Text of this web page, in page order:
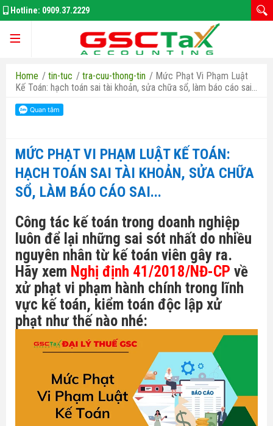
Hotline: 0909.37.2229
Trang chủ
Giới thiệu
Kế Toán Thuế
Thay Đổi GPKD
Bảo Hiểm Xã Hôi
Hóa Đơn Điện Tử
Chữ Ký Số
Thuế thu nhập doanh nghiệp
Thuế giá trị gia tăng
Thuế thu nhập cá nhân
Thuế tiêu thụ đặc biệt
Luật quản lý thuế
Home / tin-tuc / tra-cuu-thong-tin / Mức Phạt Vi Phạm Luật
Kế Toán: hạch toán sai tài khoản, sửa chữa sổ, làm báo cáo sai...
MỨC PHẠT VI PHẠM LUẬT KẾ TOÁN:
HẠCH TOÁN SAI TÀI KHOẢN, SỬA CHỮA
SỔ, LÀM BÁO CÁO SAI...
Công tác kế toán trong doanh nghiệp
luôn để lại những sai sót nhất do nhiều
nguyên nhân từ kế toán viên gây ra.
Hãy xem Nghị định 41/2018/NĐ-CP về
xử phạt vi phạm hành chính trong lĩnh
vực kế toán, kiểm toán độc lập xử
phạt như thế nào nhé: